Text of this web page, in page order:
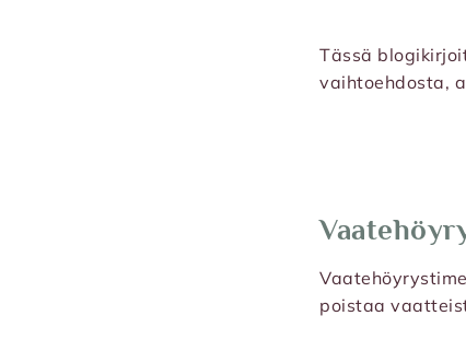
Tässä
vaihtoehdosta,
poistaa